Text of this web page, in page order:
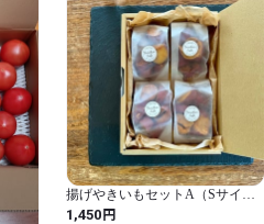
揚げやきいもセットA（Sサイズ
×4袋）
1,450円